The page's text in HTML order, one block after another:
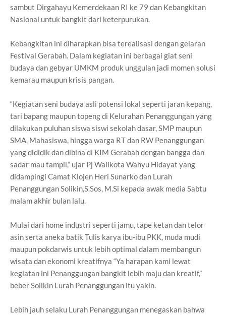
sambut Dirgahayu Kemerdekaan RI ke 79 dan Kebangkitan
Nasional untuk bangkit dari keterpurukan.
Kebangkitan ini diharapkan bisa terealisasi dengan gelaran
Festival Gerabah. Dalam kegiatan ini berbagai giat seni
budaya dan gebyar UMKM produk unggulan jadi momen solusi
kemarau maupun krisis pangan.
“Kegiatan seni budaya asli potensi lokal seperti jaran kepang,
tari bapang maupun topeng di Kelurahan Penanggungan yang
dilakukan puluhan siswa siswi sekolah dasar, SMP maupun
SMA, Mahasiswa, hingga warga RT dan RW Penanggungan
yang dididik dan dibina di KIM Gerabah dengan bangga dan
sadar mau tampil,” ujar Pj Walikota Wahyu Hidayat yang
didampingi Camat Klojen Heri Sunarko dan Lurah
Penanggungan Solikin,S.Sos, M.Si kepada awak media Sabtu
malam akhir bulan lalu.
Mulai dari home industri seperti jamu, tape ketan dan telor
asin serta aneka batik Tulis karya ibu-ibu PKK, muda mudi
maupun pokdarwis untuk lebih optimal dalam membangun
wisata dan ekonomi kreatifnya “Ya harapan kami lewat
kegiatan ini Penanggungan bangkit lebih maju dan kreatif,”
beber Solikin Lurah Penanggungan itu yakin.
Lebih jauh selaku Lurah Penanggungan menegaskan bahwa